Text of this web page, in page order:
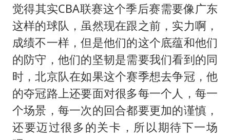
觉得其实CBA联赛这个季后赛需要像广东
这样的球队，虽然现在跟之前，实力啊，
成绩不一样，但是他们的这个底蕴和他们
的防守，他们的坚韧是需要我们看到的同
时，北京队在如果这个赛季想去争冠，他
的夺冠路上还要面对很多每一个人，每一
个场景，每一次的回合都要更加的谨慎，
还要迈过很多的关卡，所以期待下一场